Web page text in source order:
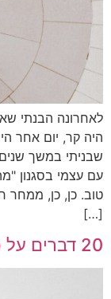
לאחרונה הבנתי
היה קר, יום אחר
שבניתי במשך
עם עצמי בסגנון
טוב. כן, כן, ממחר
[…]
20 דברים על כתיבה ברשת שחובה ליישם